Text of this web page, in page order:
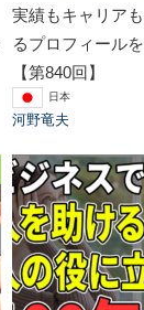
実績もキャリア
るプロフィール
【第840回】
日本
河野竜夫